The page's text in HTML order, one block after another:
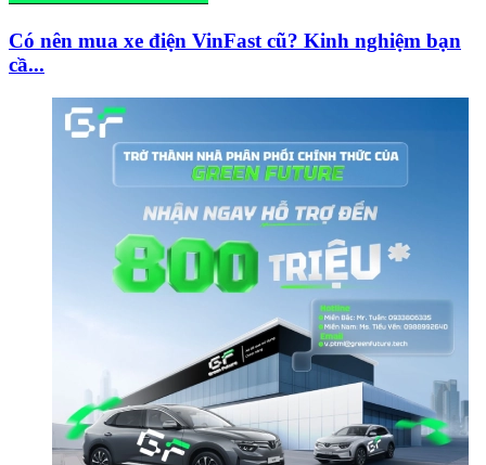
Có nên mua xe điện VinFast cũ? Kinh nghiệm bạn
cầ...